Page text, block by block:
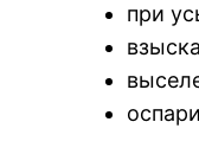
при